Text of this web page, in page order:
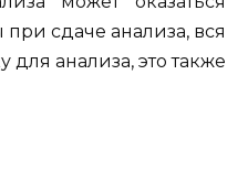
сдаче анализа, вся
для анализа, это также